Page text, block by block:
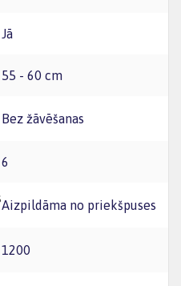
Jā
55 - 60 cm
Bez žāvēšanas
6
Aizpildāma no priekšpuses
1200